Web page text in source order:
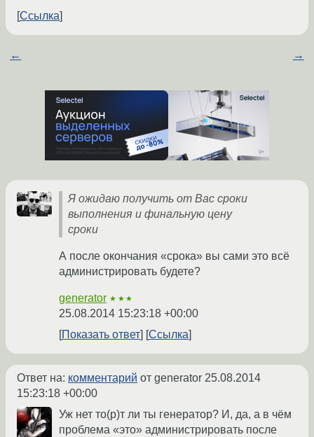
Ссылка
← →
Я ожидаю получить от Вас сроки
выполнения и финальную цену
сроки
А после окончания «срока» вы сами это всё
администрировать будете?
generator ★★★
25.08.2014 15:23:18 +00:00
Показать ответ
Ссылка
Ответ на: комментарий от generator 25.08.2014
15:23:18 +00:00
Уж нет то(р)т ли ты генератор? И, да, а в чём
проблема «это» администрировать после